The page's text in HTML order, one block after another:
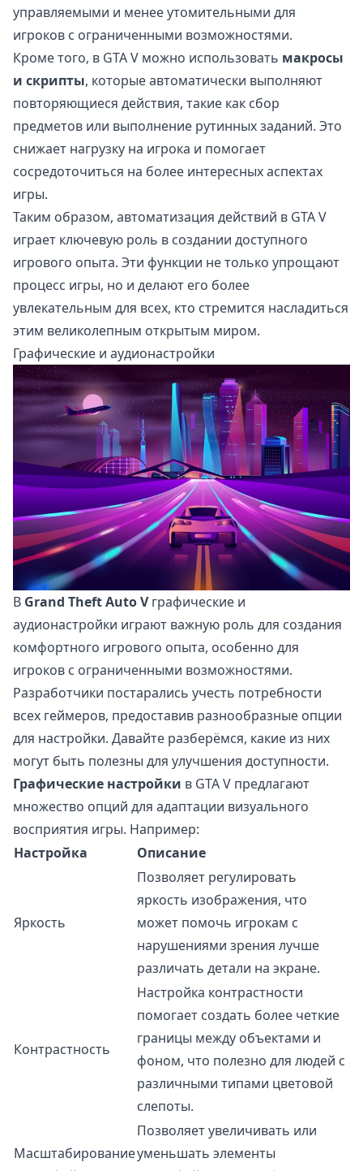
управляемыми и менее утомительными для
игроков с ограниченными возможностями.
Кроме того, в GTA V можно использовать макросы
и скрипты, которые автоматически выполняют
повторяющиеся действия, такие как сбор
предметов или выполнение рутинных заданий. Это
снижает нагрузку на игрока и помогает
сосредоточиться на более интересных аспектах
игры.
Таким образом, автоматизация действий в GTA V
играет ключевую роль в создании доступного
игрового опыта. Эти функции не только упрощают
процесс игры, но и делают его более
увлекательным для всех, кто стремится насладиться
этим великолепным открытым миром.
Графические и аудионастройки
В Grand Theft Auto Vграфические и
аудионастройки играют важную роль для создания
комфортного игрового опыта, особенно для
игроков с ограниченными возможностями.
Разработчики постарались учесть потребности
всех геймеров, предоставив разнообразные опции
для настройки. Давайте разберёмся, какие из них
могут быть полезны для улучшения доступности.
Графические настройки в GTA V предлагают
множество опций для адаптации визуального
восприятия игры. Например:
Настройка
Описание
Яркость
Позволяет регулировать
яркость изображения, что
может помочь игрокам с
нарушениями зрения лучше
различать детали на экране.
Контрастность
Настройка контрастности
помогает создать более четкие
границы между объектами и
фоном, что полезно для людей с
различными типами цветовой
слепоты.
Масштабирование
Позволяет увеличивать или
уменьшать элементы